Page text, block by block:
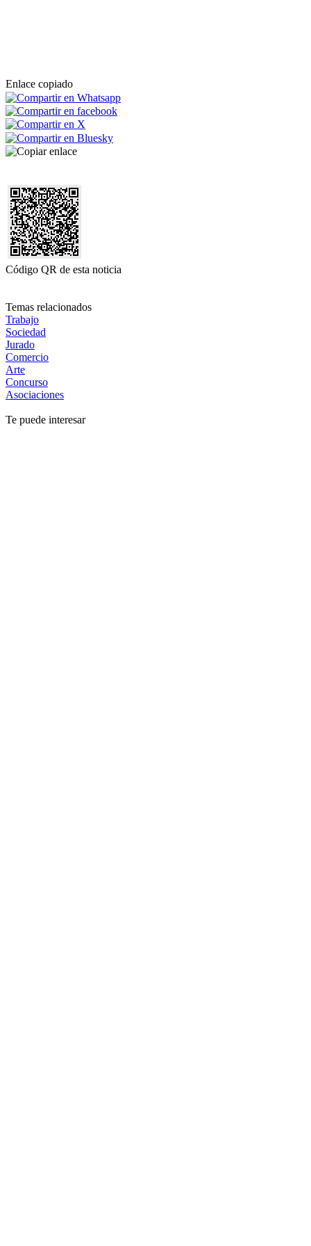
Enlace copiado
Código QR de esta noticia
Temas relacionados
Trabajo
Sociedad
Jurado
Comercio
Arte
Concurso
Asociaciones
Te puede interesar